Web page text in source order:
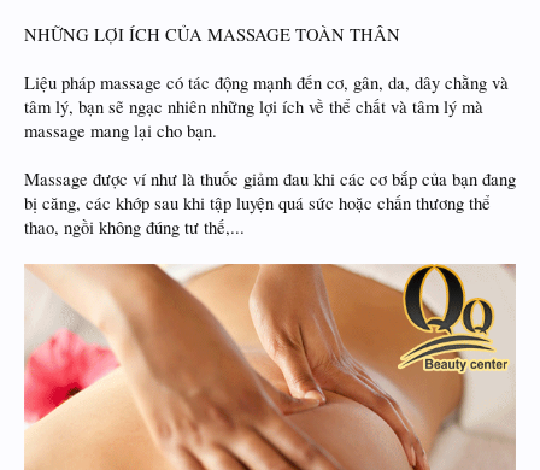
NHỮNG LỢI ÍCH CỦA MASSAGE TOÀN THÂN
Liệu pháp massage có tác động mạnh đến cơ, gân, da, dây chằng và
tâm lý, bạn sẽ ngạc nhiên những lợi ích về thể chất và tâm lý mà
massage mang lại cho bạn.
Massage được ví như là thuốc giảm đau khi các cơ bắp của bạn đang
bị căng, các khớp sau khi tập luyện quá sức hoặc chấn thương thể
thao, ngồi không đúng tư thế,...